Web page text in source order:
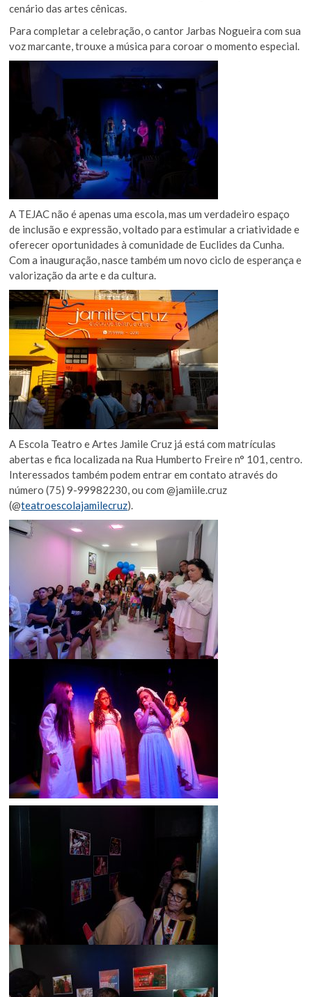
cenário das artes cênicas.
Para completar a celebração, o cantor Jarbas Nogueira com sua
voz marcante, trouxe a música para coroar o momento especial.
A TEJAC não é apenas uma escola, mas um verdadeiro espaço
de inclusão e expressão, voltado para estimular a criatividade e
oferecer oportunidades à comunidade de Euclides da Cunha.
Com a inauguração, nasce também um novo ciclo de esperança e
valorização da arte e da cultura.
A Escola Teatro e Artes Jamile Cruz já está com matrículas
abertas e fica localizada na Rua Humberto Freire n° 101, centro.
Interessados também podem entrar em contato através do
número (75) 9-99982230, ou com @jamiile.cruz
(@teatroescolajamilecruz).